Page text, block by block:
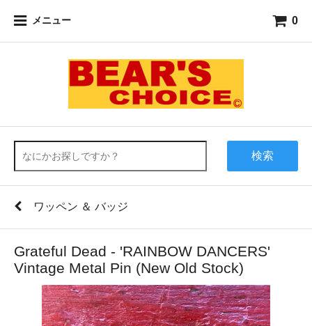
メニュー 0
検索
ワッペン ＆ バッジ
Grateful Dead - 'RAINBOW DANCERS'
Vintage Metal Pin (New Old Stock)